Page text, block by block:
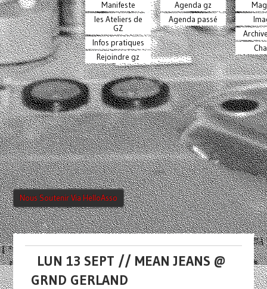
Manifeste
les Ateliers de
GZ
Infos pratiques
Rejoindre gz
Agenda gz
Agenda passé
Nous Soutenir Via HelloAsso
LUN 13 SEPT // MEAN JEANS @
GRND GERLAND